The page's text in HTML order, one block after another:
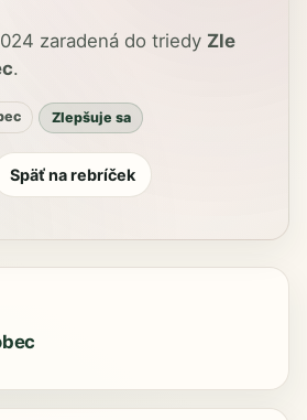
zaradená do triedy Zle
.
Zlepšuje sa
Späť na rebríček